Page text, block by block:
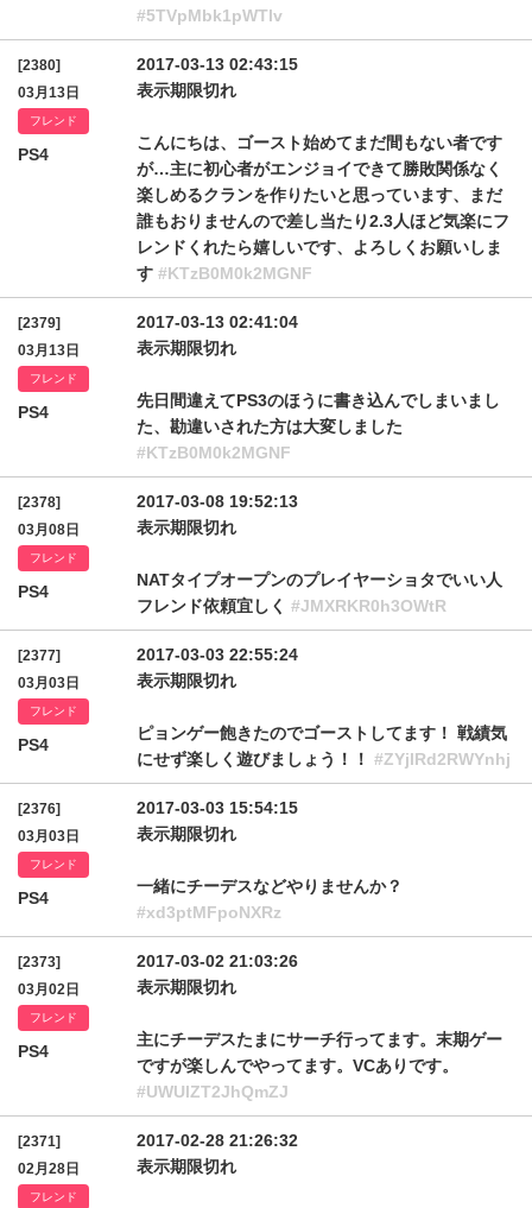
#5TVpMbk1pWTlv
[2380]
03月13日
フレンド
PS4
2017-03-13 02:43:15
表示期限切れ
こんにちは、ゴースト始めてまだ間もない者です
が…主に初心者がエンジョイできて勝敗関係なく
楽しめるクランを作りたいと思っています、まだ
誰もおりませんので差し当たり2.3人ほど気楽にフ
レンドくれたら嬉しいです、よろしくお願いしま
す #KTzB0M0k2MGNF
[2379]
03月13日
フレンド
PS4
2017-03-13 02:41:04
表示期限切れ
先日間違えてPS3のほうに書き込んでしまいまし
た、勘違いされた方は大変しました
#KTzB0M0k2MGNF
[2378]
03月08日
フレンド
PS4
2017-03-08 19:52:13
表示期限切れ
NATタイプオープンのプレイヤーショタでいい人
フレンド依頼宜しく #JMXRKR0h3OWtR
[2377]
03月03日
フレンド
PS4
2017-03-03 22:55:24
表示期限切れ
ピョンゲー飽きたのでゴーストしてます！ 戦績気
にせず楽しく遊びましょう！！ #ZYjlRd2RWYnhj
[2376]
03月03日
フレンド
PS4
2017-03-03 15:54:15
表示期限切れ
一緒にチーデスなどやりませんか？
#xd3ptMFpoNXRz
[2373]
03月02日
フレンド
PS4
2017-03-02 21:03:26
表示期限切れ
主にチーデスたまにサーチ行ってます。末期ゲー
ですが楽しんでやってます。VCありです。
#UWUlZT2JhQmZJ
[2371]
02月28日
フレンド
2017-02-28 21:26:32
表示期限切れ